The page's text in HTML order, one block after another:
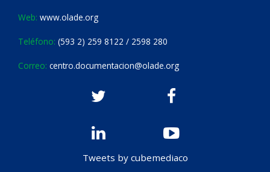
Web: www.olade.org
Teléfono: (593 2) 259 8122 / 2598 280
Correo: centro.documentacion@olade.org
Tweets by cubemediaco